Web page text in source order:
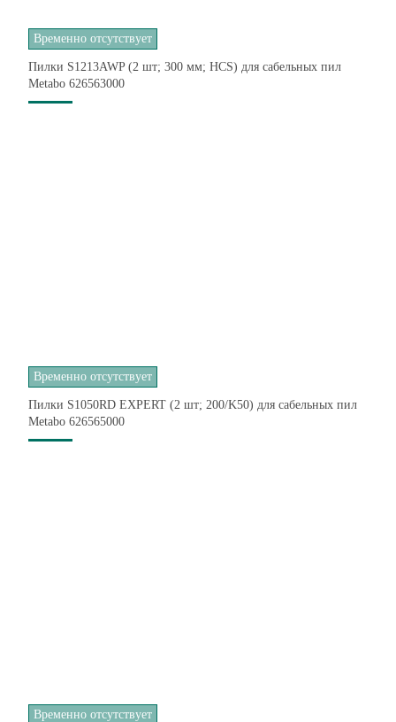
Временно отсутствует
Пилки S1213AWP (2 шт; 300 мм; HCS) для сабельных пил
Metabo 626563000
Временно отсутствует
Пилки S1050RD EXPERT (2 шт; 200/K50) для сабельных пил
Metabo 626565000
Временно отсутствует